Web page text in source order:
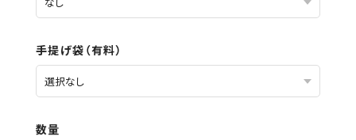
手提げ袋（有料）
数量